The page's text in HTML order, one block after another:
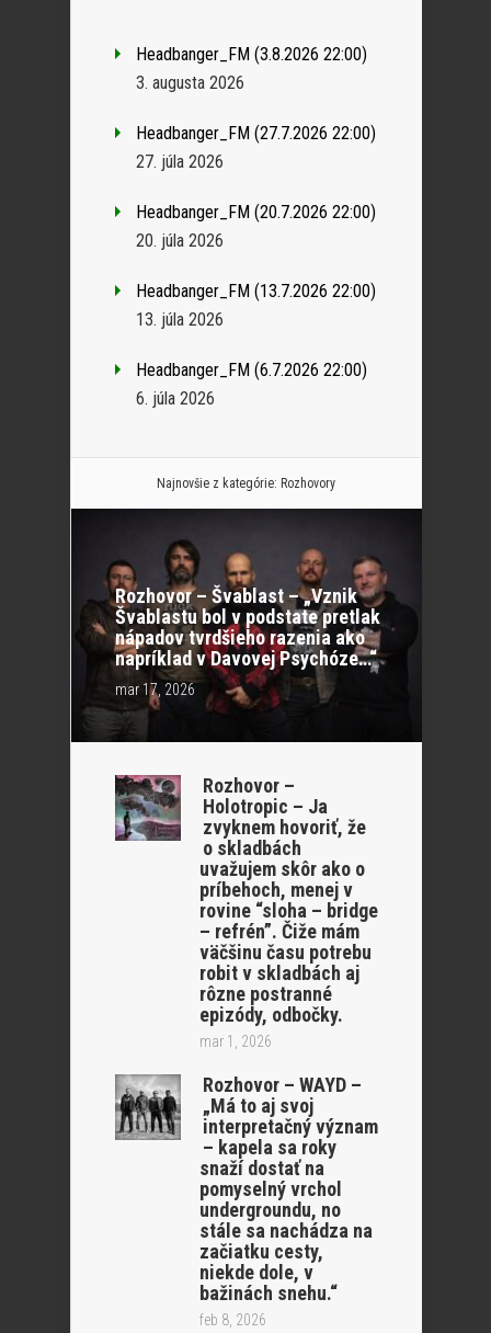
Headbanger_FM (3.8.2026 22:00)
3. augusta 2026
Headbanger_FM (27.7.2026 22:00)
27. júla 2026
Headbanger_FM (20.7.2026 22:00)
20. júla 2026
Headbanger_FM (13.7.2026 22:00)
13. júla 2026
Headbanger_FM (6.7.2026 22:00)
6. júla 2026
Najnovšie z kategórie: Rozhovory
Rozhovor – Švablast – „Vznik
Švablastu bol v podstate pretlak
nápadov tvrdšieho razenia ako
napríklad v Davovej Psychóze…“
mar 17, 2026
Rozhovor –
Holotropic – Ja
zvyknem hovoriť, že
o skladbách
uvažujem skôr ako o
príbehoch, menej v
rovine “sloha – bridge
– refrén”. Čiže mám
väčšinu času potrebu
robit v skladbách aj
rôzne postranné
epizódy, odbočky.
mar 1, 2026
Rozhovor – WAYD –
„Má to aj svoj
interpretačný význam
– kapela sa roky
snaží dostať na
pomyselný vrchol
undergroundu, no
stále sa nachádza na
začiatku cesty,
niekde dole, v
bažinách snehu.“
feb 8, 2026